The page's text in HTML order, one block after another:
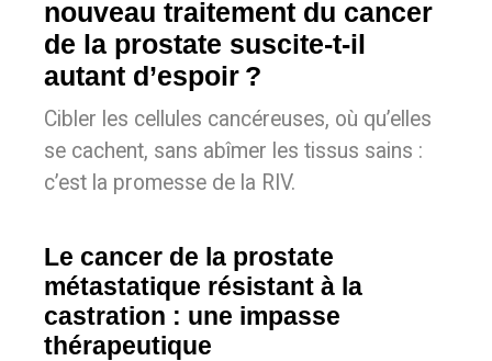
nouveau traitement du cancer
de la prostate suscite-t-il
autant d’espoir ?
Cibler les cellules cancéreuses, où qu’elles
se cachent, sans abîmer les tissus sains :
c’est la promesse de la RIV.
Le cancer de la prostate
métastatique résistant à la
castration : une impasse
thérapeutique